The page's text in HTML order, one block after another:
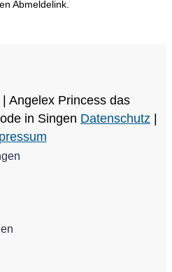
Abmeldelink.
Angelex Princess das
in Singen Datenschutz |